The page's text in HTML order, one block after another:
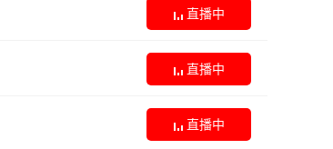
直播中
直播中
直播中